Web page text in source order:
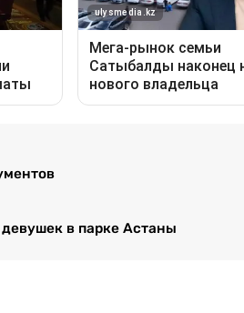
в парке Астаны